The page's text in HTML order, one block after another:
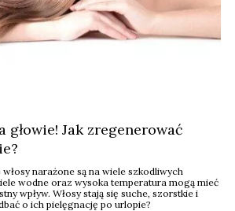
głowie! Jak zregenerować
narażone są na wiele szkodliwych
wodne oraz wysoka temperatura mogą mieć
wpływ. Włosy stają się suche, szorstkie i
o ich pielęgnację po urlopie?